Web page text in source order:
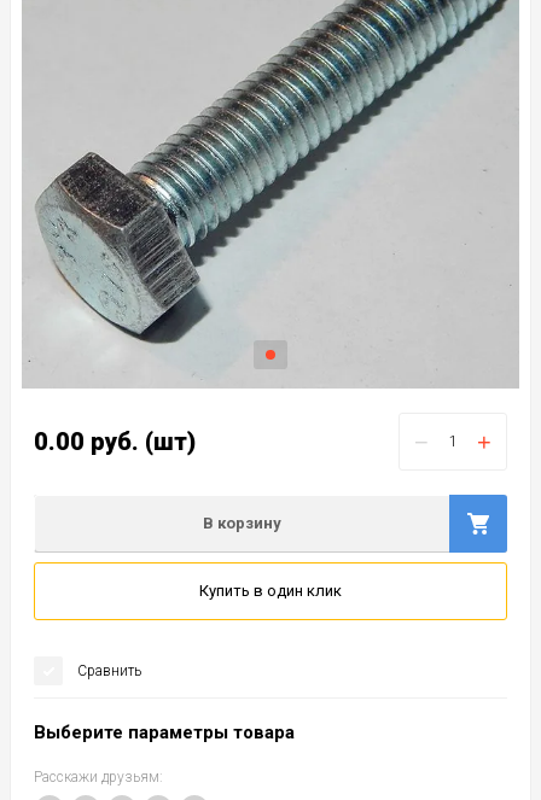
0.00 руб. (шт) − +
В корзину
Купить в один клик
Сравнить
Выберите параметры товара
Расскажи друзьям: